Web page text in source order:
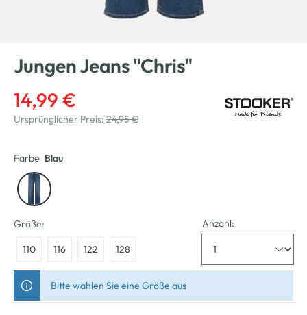
Jungen Jeans "Chris"
14,99 €
Ursprünglicher Preis: 24,95 €
Farbe Blau
Größe:
110 116 122 128
Anzahl:
Bitte wählen Sie eine Größe aus